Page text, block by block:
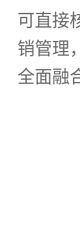
可直接
销管理
全面融